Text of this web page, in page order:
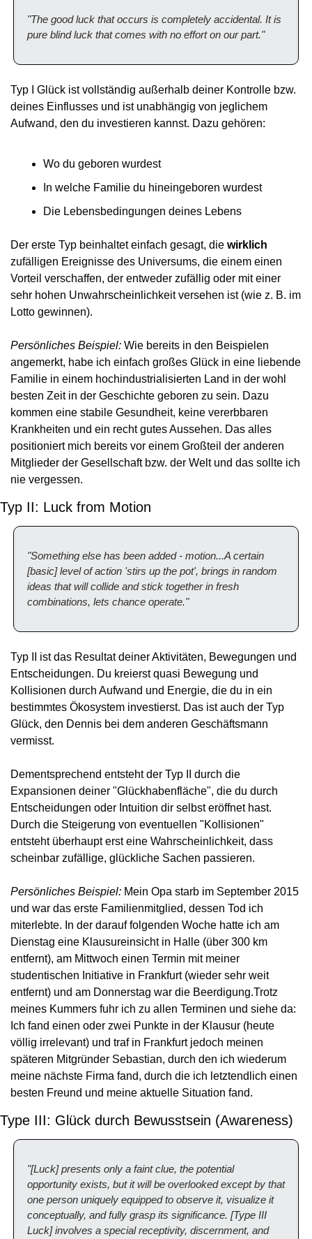
"The good luck that occurs is completely accidental. It is
pure blind luck that comes with no effort on our part."
Typ I Glück ist vollständig außerhalb deiner Kontrolle bzw.
deines Einflusses und ist unabhängig von jeglichem
Aufwand, den du investieren kannst. Dazu gehören:
Wo du geboren wurdest
In welche Familie du hineingeboren wurdest
Die Lebensbedingungen deines Lebens
Der erste Typ beinhaltet einfach gesagt, die wirklich
zufälligen Ereignisse des Universums, die einem einen
Vorteil verschaffen, der entweder zufällig oder mit einer
sehr hohen Unwahrscheinlichkeit versehen ist (wie z. B. im
Lotto gewinnen).
Persönliches Beispiel: Wie bereits in den Beispielen
angemerkt, habe ich einfach großes Glück in eine liebende
Familie in einem hochindustrialisierten Land in der wohl
besten Zeit in der Geschichte geboren zu sein. Dazu
kommen eine stabile Gesundheit, keine vererbbaren
Krankheiten und ein recht gutes Aussehen. Das alles
positioniert mich bereits vor einem Großteil der anderen
Mitglieder der Gesellschaft bzw. der Welt und das sollte ich
nie vergessen.
Typ II: Luck from Motion
"Something else has been added - motion...A certain
[basic] level of action 'stirs up the pot', brings in random
ideas that will collide and stick together in fresh
combinations, lets chance operate."
Typ II ist das Resultat deiner Aktivitäten, Bewegungen und
Entscheidungen. Du kreierst quasi Bewegung und
Kollisionen durch Aufwand und Energie, die du in ein
bestimmtes Ökosystem investierst. Das ist auch der Typ
Glück, den Dennis bei dem anderen Geschäftsmann
vermisst.
Dementsprechend entsteht der Typ II durch die
Expansionen deiner "Glückhabenfläche", die du durch
Entscheidungen oder Intuition dir selbst eröffnet hast.
Durch die Steigerung von eventuellen "Kollisionen"
entsteht überhaupt erst eine Wahrscheinlichkeit, dass
scheinbar zufällige, glückliche Sachen passieren.
Persönliches Beispiel: Mein Opa starb im September 2015
und war das erste Familienmitglied, dessen Tod ich
miterlebte. In der darauf folgenden Woche hatte ich am
Dienstag eine Klausureinsicht in Halle (über 300 km
entfernt), am Mittwoch einen Termin mit meiner
studentischen Initiative in Frankfurt (wieder sehr weit
entfernt) und am Donnerstag war die Beerdigung.Trotz
meines Kummers fuhr ich zu allen Terminen und siehe da:
Ich fand einen oder zwei Punkte in der Klausur (heute
völlig irrelevant) und traf in Frankfurt jedoch meinen
späteren Mitgründer Sebastian, durch den ich wiederum
meine nächste Firma fand, durch die ich letztendlich einen
besten Freund und meine aktuelle Situation fand.
Type III: Glück durch Bewusstsein (Awareness)
"[Luck] presents only a faint clue, the potential
opportunity exists, but it will be overlooked except by that
one person uniquely equipped to observe it, visualize it
conceptually, and fully grasp its significance. [Type III
Luck] involves a special receptivity, discernment, and